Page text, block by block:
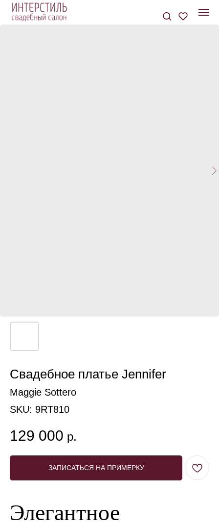
Свадебное платье Jennifer
Maggie Sottero
SKU: 9RT810
129 000 р.
ЗАПИСАТЬСЯ НА ПРИМЕРКУ
Элегантное